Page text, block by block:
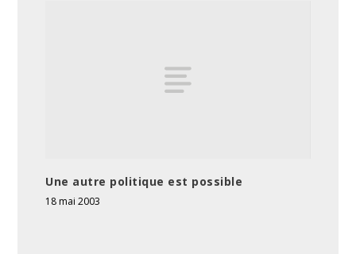
Une autre politique est possible
18 mai 2003